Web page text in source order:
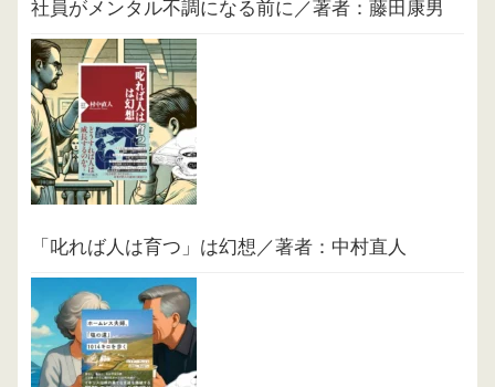
社員がメンタル不調になる前に／著者：藤田康男
「叱れば人は育つ」は幻想／著者：中村直人